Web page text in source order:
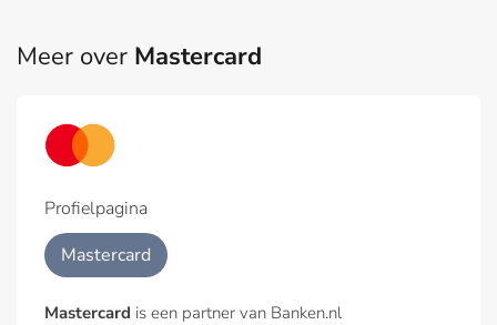
Meer over Mastercard
Profielpagina
Mastercard
Mastercard is een partner van Banken.nl